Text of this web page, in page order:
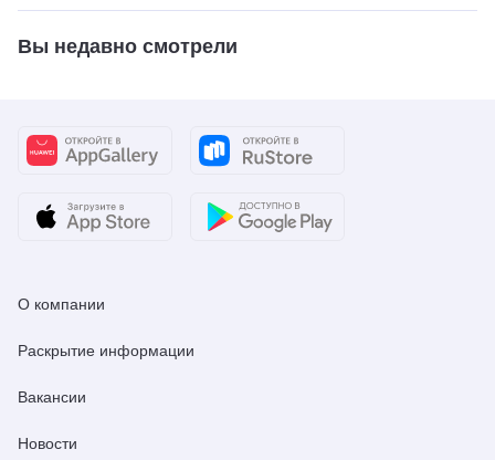
Вы недавно смотрели
О компании
Раскрытие информации
Вакансии
Новости